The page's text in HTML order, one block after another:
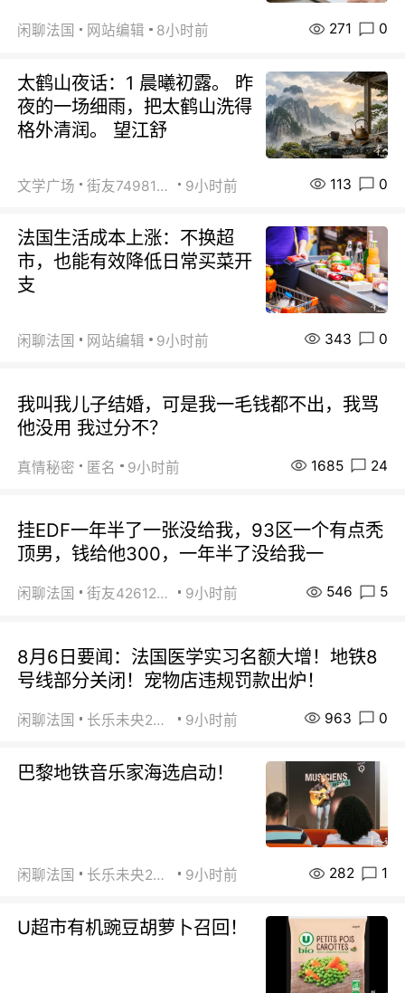
闲聊法国 网站编辑 8小时前 271 0
太鹤山夜话：1 晨曦初露。 昨
夜的一场细雨，把太鹤山洗得
格外清润。 望江舒
文学广场 街友74981146 9小时前 113 0
法国生活成本上涨：不换超
市，也能有效降低日常买菜开
支
闲聊法国 网站编辑 9小时前 343 0
我叫我儿子结婚，可是我一毛钱都不出，我骂
他没用 我过分不？
真情秘密 匿名 9小时前 1685 24
挂EDF一年半了一张没给我，93区一个有点秃
顶男，钱给他300，一年半了没给我一
闲聊法国 街友42612092 9小时前 546 5
8月6日要闻：法国医学实习名额大增！地铁8
号线部分关闭！宠物店违规罚款出炉！
闲聊法国 长乐未央2015 9小时前 963 0
巴黎地铁音乐家海选启动！
闲聊法国 长乐未央2015 9小时前 282 1
U超市有机豌豆胡萝卜召回！